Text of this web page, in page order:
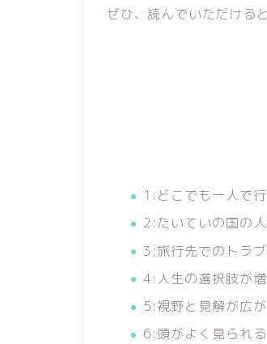
ぜひ、読んでいただける
1:どこでも一人で
2:たいていの国の
3:旅行先でのトラ
4:人生の選択肢が
5:視野と見解が広
6:頭がよく見られる